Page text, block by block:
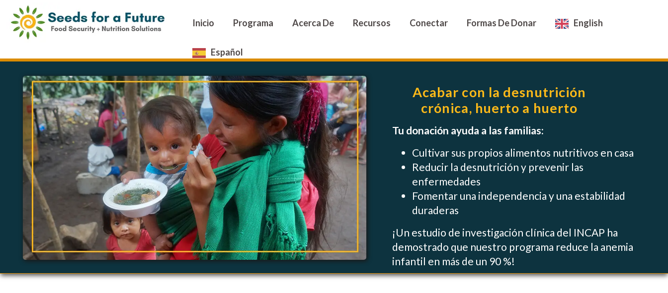
Inicio Programa Acerca De Recursos Conectar Formas De Donar English
Español
Acabar con la desnutrición
crónica, huerto a huerto
Tu donación ayuda a las familias:
Cultivar sus propios alimentos nutritivos en casa
Reducir la desnutrición y prevenir las
enfermedades
Fomentar una independencia y una estabilidad
duraderas
¡Un estudio de investigación clínica del INCAP ha
demostrado que nuestro programa reduce la anemia
infantil en más de un 90 %!